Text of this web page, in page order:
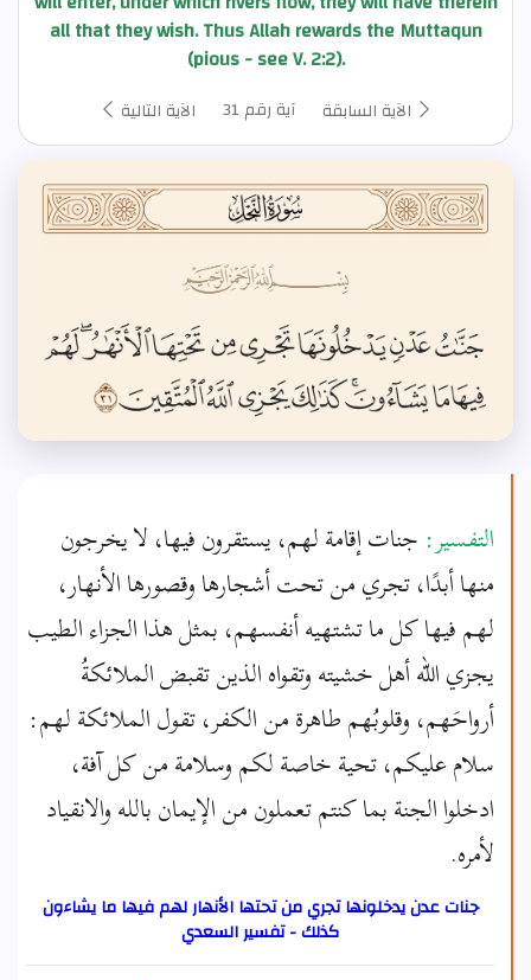
all that they wish. Thus Allah rewards the Muttaqun
(pious - see V. 2:2).
الآية السابقة آية رقم 31 الآية التالية
التفسير: جنات إقامة لهم، يستقرون فيها، لا يخرجون
منها أبدًا، تجري من تحت أشجارها وقصورها الأنهار،
لهم فيها كل ما تشتهيه أنفسهم، بمثل هذا الجزاء الطيب
يجزي الله أهل خشيته وتقواه الذين تقبض الملائكةُ
أرواحَهم، وقلوبُهم طاهرة من الكفر، تقول الملائكة لهم:
سلام عليكم، تحية خاصة لكم وسلامة من كل آفة،
ادخلوا الجنة بما كنتم تعملون من الإيمان بالله والانقياد
لأمره.
جنات عدن يدخلونها تجري من تحتها الأنهار لهم فيها ما يشاءون
كذلك - تفسير السعدي